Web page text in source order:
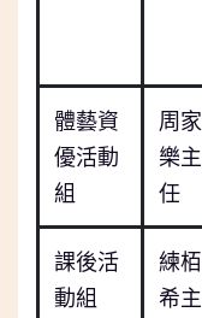
體藝資
優活動
組
周家
樂主
任
課後活
動組
練栢
希主